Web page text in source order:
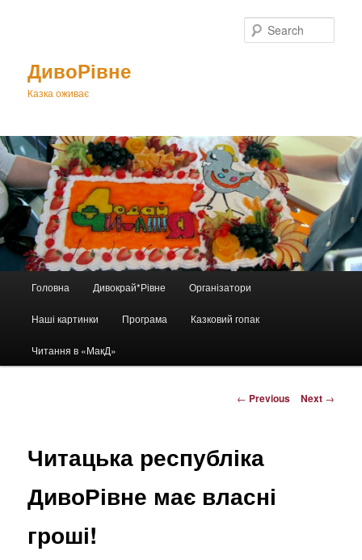
ДивоРівне
Казка оживає
Skip
to
primary
Головна Дивокрай*Рівне Організатори
Наші картинки Програма Казковий гопак
Читання в «МакД»
Post
← Previous Next →
Читацька республіка
ДивоРівне має власні
гроші!